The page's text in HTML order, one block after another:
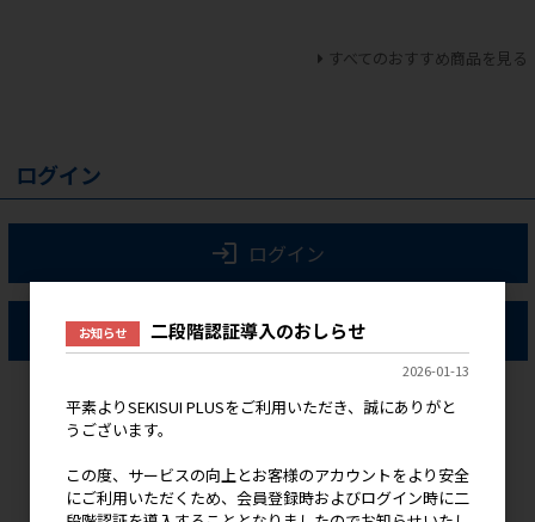
すべてのおすすめ商品を見る
ログイン
ログイン
新規会員登録
お知らせ 二段階認証導入のおしらせ
2026-01-13
平素よりSEKISUI PLUSをご利用いただき、誠にありがと
うございます。
この度、サービスの向上とお客様のアカウントをより安全
にご利用いただくため、会員登録時およびログイン時に二